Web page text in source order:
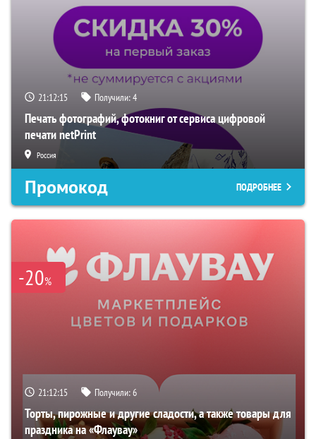
21:12:14 Получили:4
Печать фотографий, фотокниг от сервиса цифровой
печати netPrint
Россия
Промокод ПОДРОБНЕЕ
-20%
21:12:14 Получили:6
Торты, пирожные и другие сладости, а также товары для
праздника на «Флаувау»